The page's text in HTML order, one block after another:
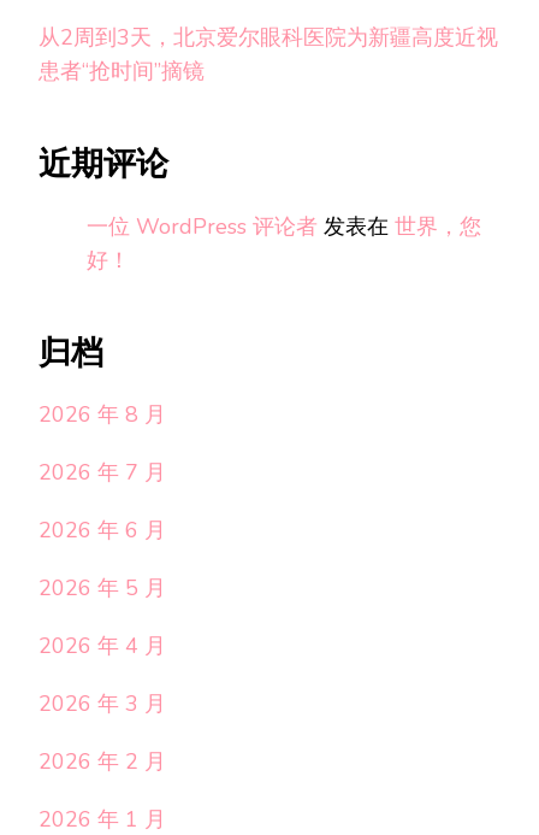
从2周到3天，北京爱尔眼科医院为新疆高度近视
患者“抢时间”摘镜
近期评论
一位 WordPress 评论者 发表在 世界，您
好！
归档
2026 年 8 月
2026 年 7 月
2026 年 6 月
2026 年 5 月
2026 年 4 月
2026 年 3 月
2026 年 2 月
2026 年 1 月